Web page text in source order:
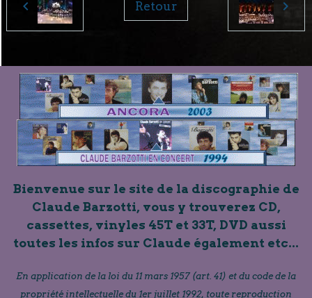
Retour
Bienvenue sur le site de la discographie de
Claude Barzotti, vous y trouverez CD,
cassettes, vinyles 45T et 33T, DVD aussi
toutes les infos sur Claude également etc...
En application de la loi du 11 mars 1957 (art. 41) et du code de la
propriété intellectuelle du 1er juillet 1992, toute reproduction